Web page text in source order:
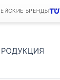
БРЕНДЫ